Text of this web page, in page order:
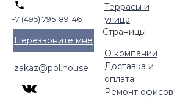
+7 (495) 795-89-46
Перезвоните мне
zakaz@pol.house
Террасы и
улица
Страницы
О компании
Доставка и
оплата
Ремонт офисов